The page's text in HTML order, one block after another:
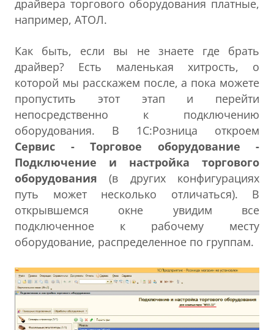
драйвера торгового оборудования платные,
например, АТОЛ.
Как быть, если вы не знаете где брать
драйвер? Есть маленькая хитрость, о
которой мы расскажем после, а пока можете
пропустить этот этап и перейти
непосредственно к подключению
оборудования. В 1С:Розница откроем
Сервис - Торговое оборудование -
Подключение и настройка торгового
оборудования (в других конфигурациях
путь может несколько отличаться). В
открывшемся окне увидим все
подключенное к рабочему месту
оборудование, распределенное по группам.